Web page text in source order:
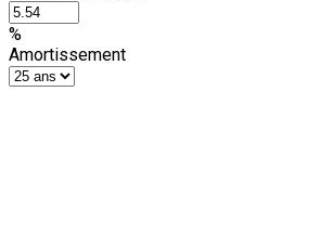
%
Amortissement